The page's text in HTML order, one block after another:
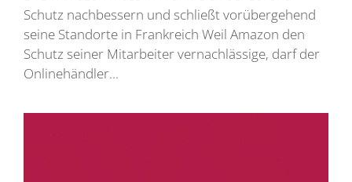
Schutz nachbessern und schließt vorübergehend
seine Standorte in Frankreich Weil Amazon den
Schutz seiner Mitarbeiter vernachlässige, darf der
Onlinehändler...